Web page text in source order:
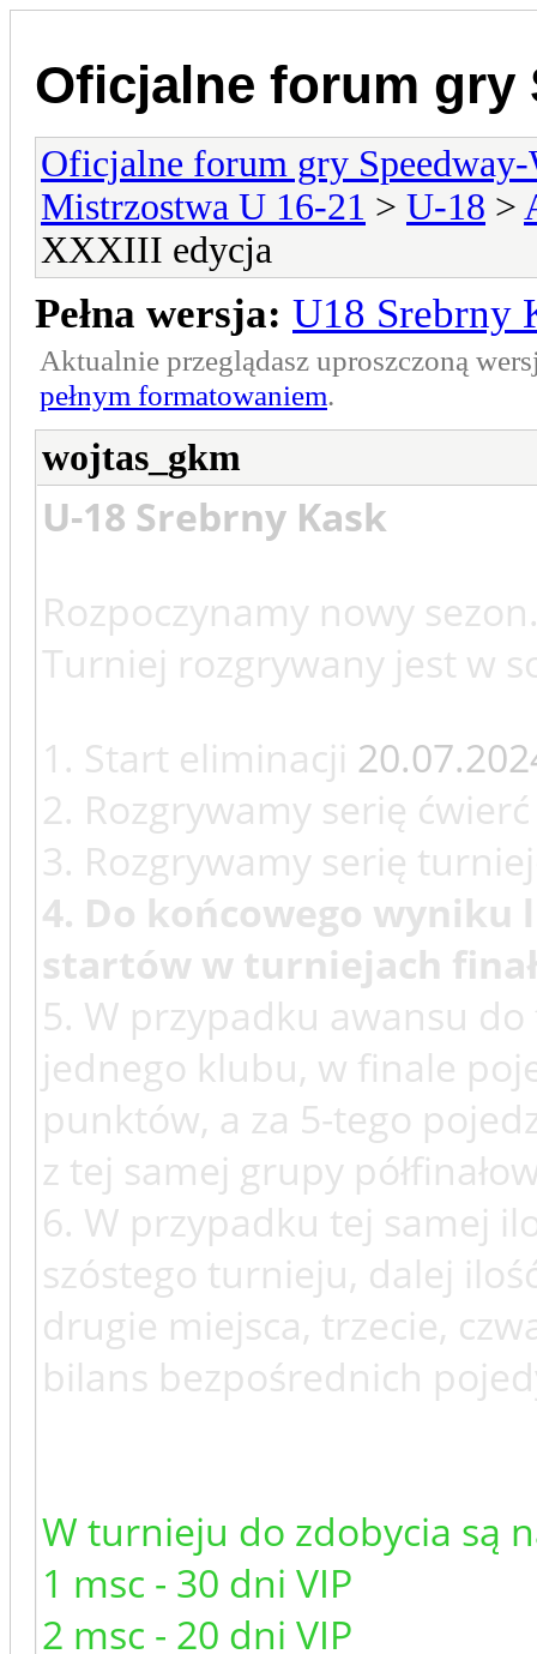
Oficjalne forum gry
Oficjalne forum gry
Mistrzostwa U 16-21 > U-18 >
XXXIII edycja
Pełna wersja: U18 Srebrny
Aktualnie przeglądasz uproszczoną
pełnym formatowaniem.
wojtas_gkm
U-18 Srebrny Kask
Rozpoczynamy nowy
Turniej rozgrywany jest w
1. Start eliminacji
2. Rozgrywamy serię
3. Rozgrywamy serię
4. Do końcowego wyniku
startów w turniejach
5. W przypadku awansu
jednego klubu, w finale
punktów, a za 5-tego
z tej samej grupy
6. W przypadku tej samej
szóstego turnieju, dalej
drugie miejsca, trzecie,
bilans bezpośrednich
W turnieju do zdobycia są
1 msc - 30 dni VIP
2 msc - 20 dni VIP